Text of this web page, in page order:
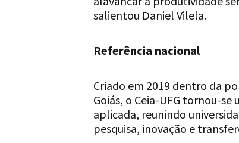
salientou Daniel Vilela.
Referência nacional
Criado em 2019 dentro da
Goiás, o Ceia-UFG tornou-
aplicada, reunindo
pesquisa, inovação e